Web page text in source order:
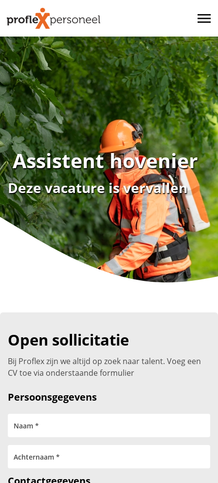
Assistent hovenier
Deze vacature is vervallen
Open sollicitatie
Bij Proflex zijn we altijd op zoek naar talent. Voeg een
CV toe via onderstaande formulier
Persoonsgegevens